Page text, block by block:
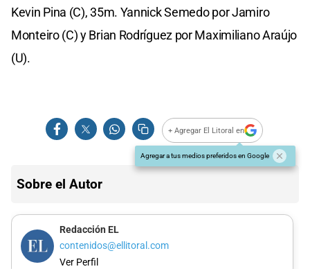
Kevin Pina (C), 35m. Yannick Semedo por Jamiro
Monteiro (C) y Brian Rodríguez por Maximiliano Araújo
(U).
+ Agregar El Litoral en
Agregar a tus medios preferidos en Google
Sobre el Autor
Redacción EL
contenidos@ellitoral.com
Ver Perfil